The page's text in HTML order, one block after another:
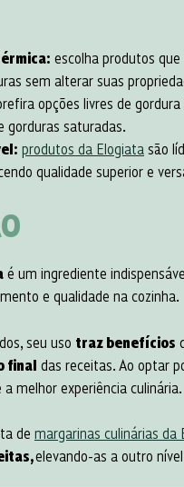
escolha produtos
sem alterar suas
opções livres de
gorduras saturadas.
produtos da Elogiata são
qualidade superior e
é um ingrediente
e qualidade na cozinha.
seu uso traz benefícios
final das receitas. Ao optar
melhor experiência culinária.
de margarinas culinárias da
elevando-as a outro